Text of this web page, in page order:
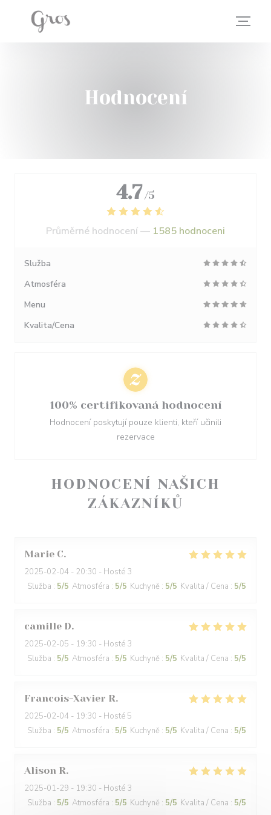
Panel pro správu cookies
Hodnocení
HODNOCENÍ NAŠICH
ZÁKAZNÍKŮ
Marie C
2025-02-04 - 20:30 - Hosté 3
Služba : 5/5 Atmosféra : 5/5 Kuchyně : 5/5 Kvalita / Cena : 5/5
camille D
2025-02-05 - 19:30 - Hosté 3
Služba : 5/5 Atmosféra : 5/5 Kuchyně : 5/5 Kvalita / Cena : 5/5
Francois-Xavier R
2025-02-04 - 19:30 - Hosté 5
Služba : 5/5 Atmosféra : 5/5 Kuchyně : 5/5 Kvalita / Cena : 5/5
Alison R
2025-01-29 - 19:30 - Hosté 3
Služba : 5/5 Atmosféra : 5/5 Kuchyně : 5/5 Kvalita / Cena : 5/5
4.7 /5
Průměrné hodnocení — 1585 hodnoceni
Služba
Atmosféra
Menu
Kvalita/Cena
100% certifikovaná hodnocení
Hodnocení poskytují pouze klienti, kteří učinili
rezervace